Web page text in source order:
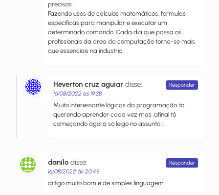
precisas.
Fazendo usos de cálculos matemáticos, formulas
especificas para manipular e executar um
determinado comando. Cada dia que passa os
profissionais da área da computação torna-se mais
que essenciais na industria.
Heverton cruz aguiar disse:
16/08/2022 às 19:38
Muito interessante lógicas da programação..to
querendo aprender cada vez mas .afinal tô
começando agora só leigo no assunto ..
Responder
danilo disse:
16/08/2022 às 20:49
artigo muito bom e de simples linguagem
Responder